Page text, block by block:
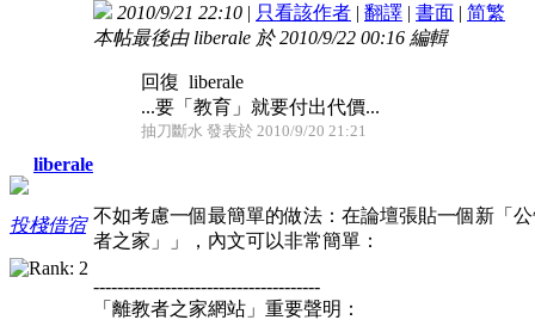
liberale
投棧借宿
2010/9/21 22:10 | 只看該作者 | 翻譯 | 書面 | 简繁
本帖最後由 liberale 於 2010/9/22 00:16 編輯
回復 liberale
...要「教育」就要付出代價...
抽刀斷水 發表於 2010/9/20 21:21
不如考慮一個最簡單的做法：在論壇張貼一個新「
者之家」」，內文可以非常簡單：
--------------------------------------
「離教者之家網站」重要聲明：